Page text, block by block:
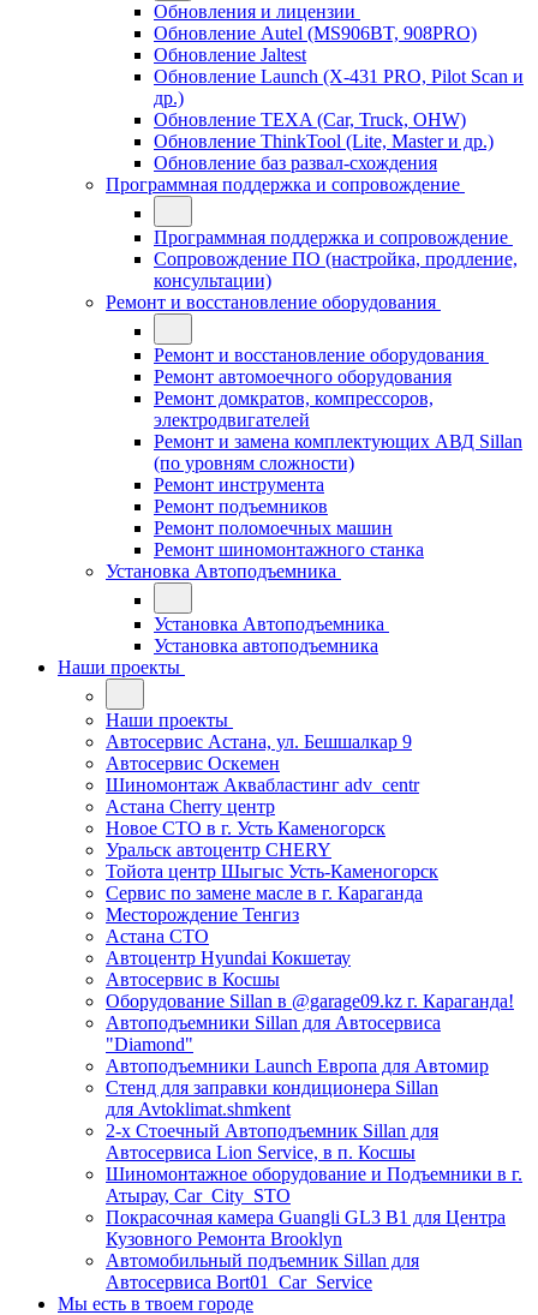
Обновления и лицензии
Обновление Autel (MS906BT, 908PRO)
Обновление Jaltest
Обновление Launch (X-431 PRO, Pilot Scan и
др.)
Обновление TEXA (Car, Truck, OHW)
Обновление ThinkTool (Lite, Master и др.)
Обновление баз развал-схождения
Программная поддержка и сопровождение
Программная поддержка и сопровождение
Сопровождение ПО (настройка, продление,
консультации)
Ремонт и восстановление оборудования
Ремонт и восстановление оборудования
Ремонт автомоечного оборудования
Ремонт домкратов, компрессоров,
электродвигателей
Ремонт и замена комплектующих АВД Sillan
(по уровням сложности)
Ремонт инструмента
Ремонт подъемников
Ремонт поломоечных машин
Ремонт шиномонтажного станка
Установка Автоподъемника
Установка Автоподъемника
Установка автоподъемника
Наши проекты
Наши проекты
Автосервис Астана, ул. Бешшалкар 9
Автосервис Оскемен
Шиномонтаж Аквабластинг adv_centr
Астана Cherry центр
Новое СТО в г. Усть Каменогорск
Уральск автоцентр CHERY
Тойота центр Шыгыс Усть-Каменогорск
Сервис по замене масле в г. Караганда
Месторождение Тенгиз
Астана СТО
Автоцентр Hyundai Кокшетау
Автосервис в Косшы
Оборудование Sillan в @garage09.kz г. Караганда!
Автоподъемники Sillan для Автосервиса
"Diamond"
Автоподъемники Launch Европа для Автомир
Стенд для заправки кондиционера Sillan
для Avtoklimat.shmkent
2-х Стоечный Автоподъемник Sillan для
Автосервиса Lion Service, в п. Косшы
Шиномонтажное оборудование и Подъемники в г.
Атырау, Car_City_STO
Покрасочная камера Guangli GL3 B1 для Центра
Кузовного Ремонта Brooklyn
Автомобильный подъемник Sillan для
Автосервиса Bort01_Car_Service
Мы есть в твоем городе